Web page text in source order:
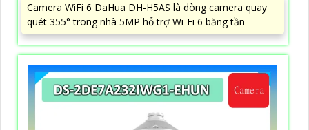
Camera WiFi 6 DaHua DH-H5AS là dòng camera quay
quét 355° trong nhà 5MP hỗ trợ Wi-Fi 6 băng tần